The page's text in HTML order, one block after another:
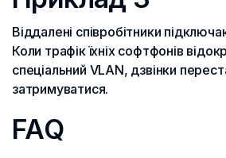
Віддалені співробітники
Коли трафік їхніх софтфонів
спеціальний VLAN, дзвінки
затримуватися.
FAQ